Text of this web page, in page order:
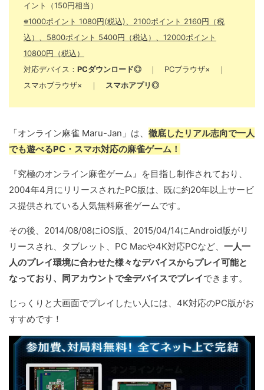
イント（150円相当）
※1000ポイント 1080円(税込)、2100ポイント 2160円（税
込）、5800ポイント 5400円（税込）、12000ポイント
10800円（税込）
対応デバイス： PCダウンロード◎ ｜ PCブラウザ× ｜
スマホブラウザ× ｜ スマホアプリ◎
「オンライン麻雀 Maru-Jan」は、 徹底したリアル志向で一人
でも遊べるPC・スマホ対応の麻雀ゲーム！
『究極のオンライン麻雀ゲーム』を目指し制作されており、
2004年4月にリリースされたPC版は、既に約20年以上サービ
ス提供されている人気無料麻雀ゲームです。
その後、2014/08/08にiOS版、2015/04/14にAndroid版がリ
リースされ、タブレット、PC Macや4K対応PCなど、 一人一
人のプレイ環境に合わせた様々なデバイスからプレイ可能と
なっており、同アカウントで全デバイスでプレイできます。
じっくりと大画面でプレイしたい人には、4K対応のPC版がお
すすめです！